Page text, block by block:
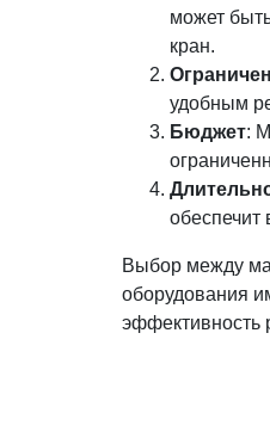
может
кран.
удобным
Бюджет:
обеспечит
Выбор между
оборудования
эффективность